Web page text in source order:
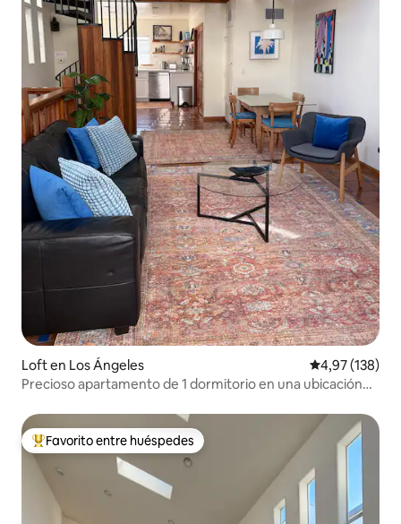
Loft en Los Ángeles Calificación
4,97 (138)
Precioso apartamento de 1 dormitorio en una ubicación
Favorito entre los huéspedes más destacados
Favorito entre huéspedes